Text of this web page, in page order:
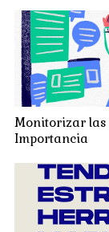
Monitorizar las
Importancia